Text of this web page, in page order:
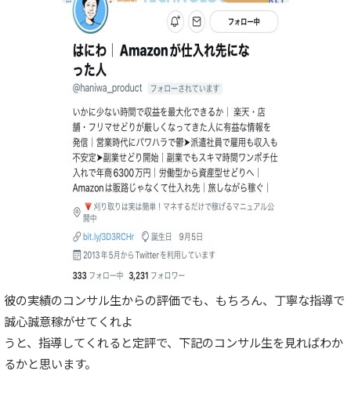
彼の実績のコンサル生からの評価でも、もちろん、丁寧な指導で
誠心誠意稼がせてくれよ
うと、指導してくれると定評で、下記のコンサル生を見ればわか
るかと思います。